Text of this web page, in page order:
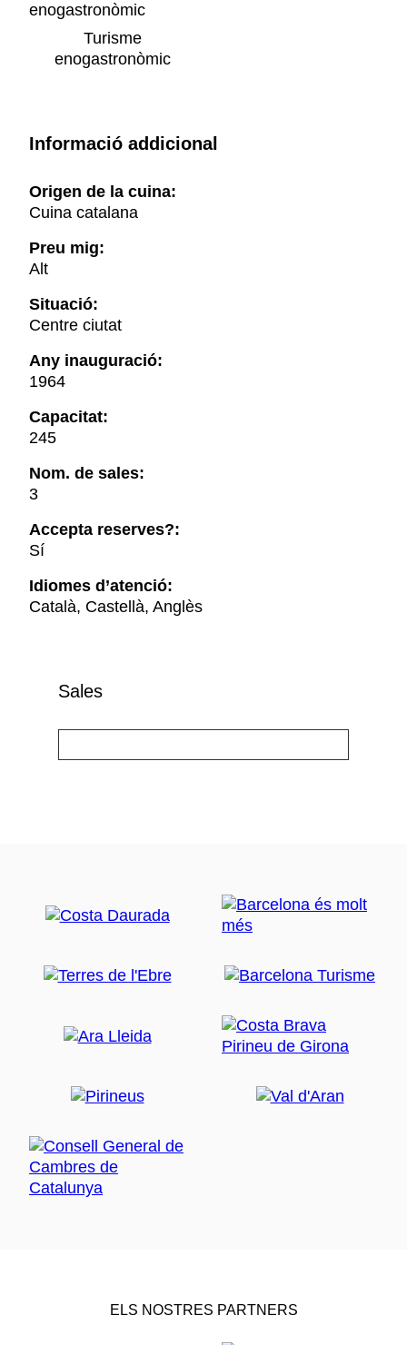
Turisme
enogastronòmic
Informació addicional
Origen de la cuina:
Cuina catalana
Preu mig:
Alt
Situació:
Centre ciutat
Any inauguració:
1964
Capacitat:
245
Nom. de sales:
3
Accepta reserves?:
Sí
Idiomes d’atenció:
Català, Castellà, Anglès
Sales
ELS NOSTRES PARTNERS